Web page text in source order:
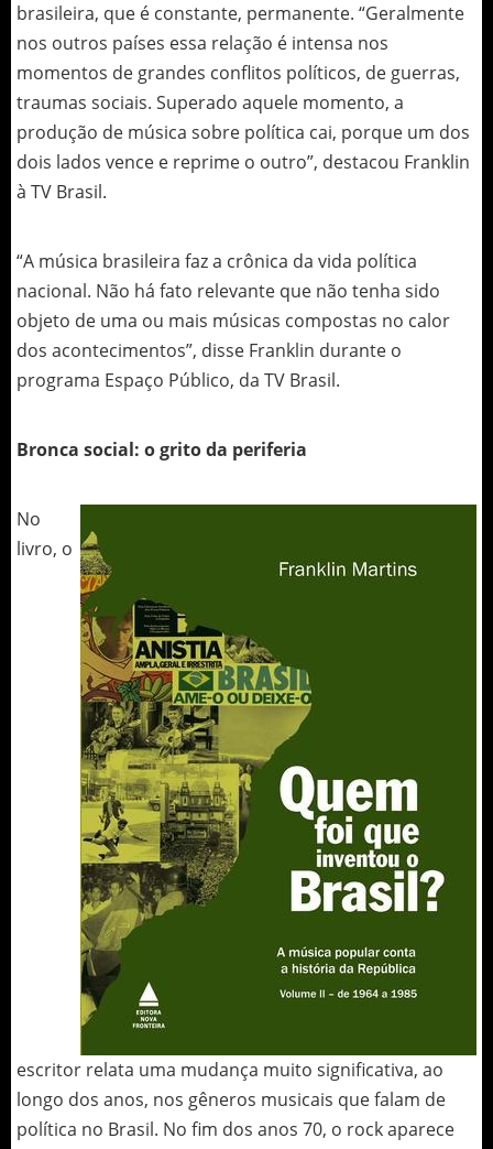
brasileira, que é constante, permanente. “Geralmente
nos outros países essa relação é intensa nos
momentos de grandes conflitos políticos, de guerras,
traumas sociais. Superado aquele momento, a
produção de música sobre política cai, porque um dos
dois lados vence e reprime o outro”, destacou Franklin
à TV Brasil.
“A música brasileira faz a crônica da vida política
nacional. Não há fato relevante que não tenha sido
objeto de uma ou mais músicas compostas no calor
dos acontecimentos”, disse Franklin durante o
programa Espaço Público, da TV Brasil.
Bronca social: o grito da periferia
No
livro, o
escritor relata uma mudança muito significativa, ao
longo dos anos, nos gêneros musicais que falam de
política no Brasil. No fim dos anos 70, o rock aparece